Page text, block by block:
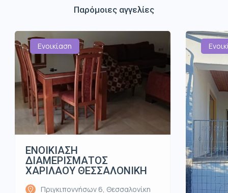
Παρόμοιες αγγελίες
Ενοικίαση
ΕΝΟΙΚΙΑΣΗ
ΔΙΑΜΕΡΙΣΜΑΤΟΣ
ΧΑΡΙΛΑΟΥ ΘΕΣΣΑΛΟΝΙΚΗ
Πριγκιποννήσων 6, Θεσσαλονίκη